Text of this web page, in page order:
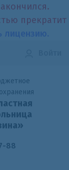
прекратит
88